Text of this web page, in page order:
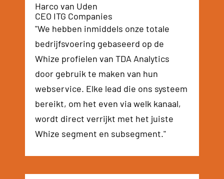
Harco van Uden
CEO ITG Companies
"We hebben inmiddels onze totale
bedrijfsvoering gebaseerd op de
Whize profielen van TDA Analytics
door gebruik te maken van hun
webservice. Elke lead die ons systeem
bereikt, om het even via welk kanaal,
wordt direct verrijkt met het juiste
Whize segment en subsegment."